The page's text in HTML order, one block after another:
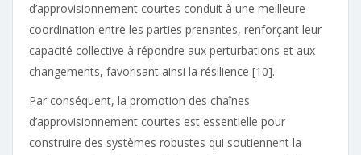
d’approvisionnement courtes conduit à une meilleure
coordination entre les parties prenantes, renforçant leur
capacité collective à répondre aux perturbations et aux
changements, favorisant ainsi la résilience [10].
Par conséquent, la promotion des chaînes
d’approvisionnement courtes est essentielle pour
construire des systèmes robustes qui soutiennent la